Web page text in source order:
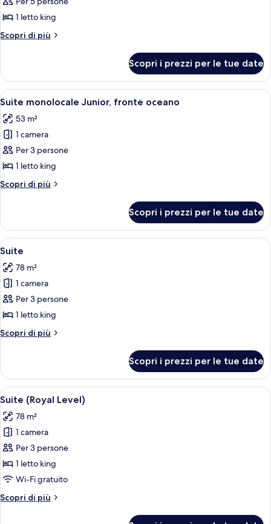
Suite
monolocale
familiare
1 letto king
Scopri di più
Altri
monolocale
familiare
(Junior)
Scopri i prezzi per le tue date
Apri
tutte
le
foto
per
Suite
monolocale
Junior,
oceano
Camera d'albergo con box doccia in
5
Suite monolocale Junior, fronte oceano
53 m²
1 camera
Per 3 persone
1 letto king
Scopri di più
Altri
monolocale
Junior,
fronte
Scopri i prezzi per le tue date
Apri
tutte
le
foto
per
Suite
Una camera d'albergo con un letto,
4
Suite
78 m²
1 camera
Per 3 persone
1 letto king
Scopri di più
Altri
Scopri i prezzi per le tue date
Apri
tutte
le
foto
per
Suite
(Royal
Un soggiorno moderno con una TV
8
Suite (Royal Level)
78 m²
1 camera
Per 3 persone
1 letto king
Wi-Fi gratuito
Scopri di più
Altri